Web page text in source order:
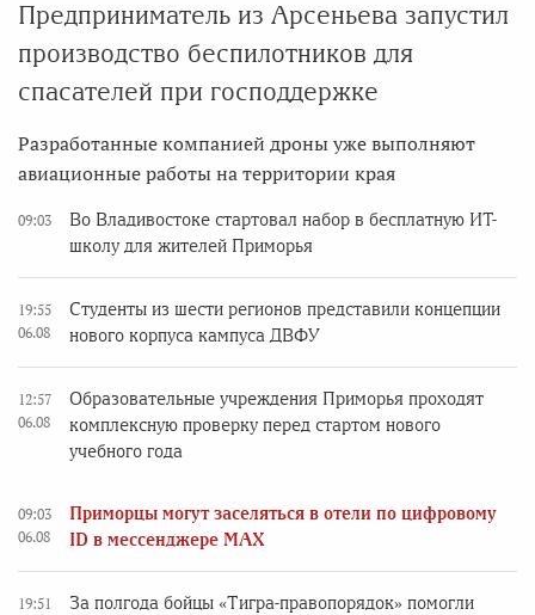
Предприниматель из Арсеньева запустил
производство беспилотников для
спасателей при господдержке
Разработанные компанией дроны уже выполняют
авиационные работы на территории края
09:03
Во Владивостоке стартовал набор в бесплатную ИТ-
школу для жителей Приморья
19:55
06.08
Студенты из шести регионов представили концепции
нового корпуса кампуса ДВФУ
12:57
06.08
Образовательные учреждения Приморья проходят
комплексную проверку перед стартом нового
учебного года
09:03
06.08
Приморцы могут заселяться в отели по цифровому
ID в мессенджере MAX
19:51
За полгода бойцы «Тигра-правопорядок» помогли